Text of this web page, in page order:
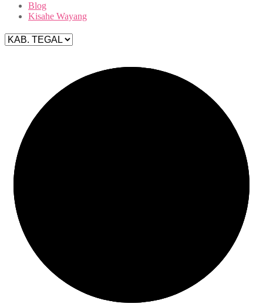
Blog
Kisahe Wayang